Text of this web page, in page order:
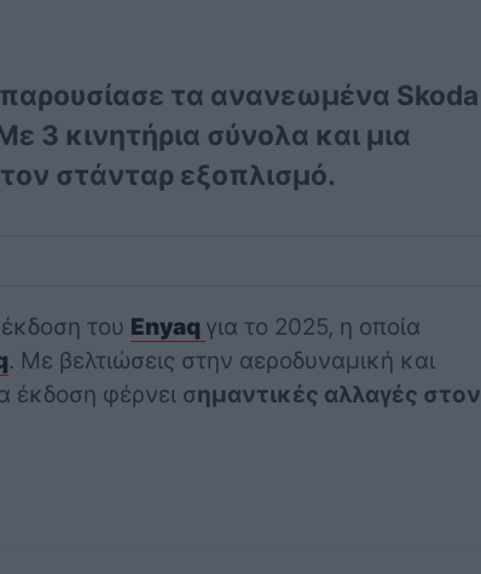
τα ανανεωμένα Skoda
3 κινητήρια σύνολα και μια
στάνταρ εξοπλισμό.
του Enyaq για το 2025, η οποία
. Με βελτιώσεις στην αεροδυναμική και
έκδοση φέρνει σημαντικές αλλαγές στον